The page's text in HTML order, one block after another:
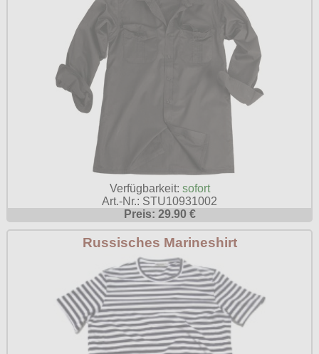
Verfügbarkeit: sofort
Art.-Nr.: STU10931002
Preis: 29.90 €
Russisches Marineshirt